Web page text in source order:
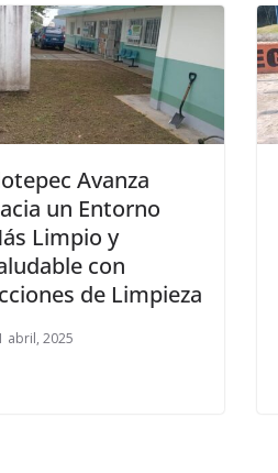
Avanza
un Entorno
Limpio y
con
de Limpieza
abril, 2025